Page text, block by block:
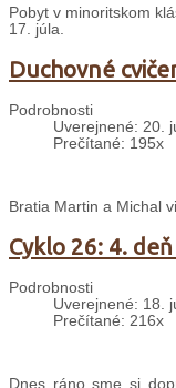
Pobyt v minoritskom
17. júla.
Duchovné
Podrobnosti
Uverejnené: 20.
Prečítané: 195x
Bratia Martin a Michal
Cyklo 26: 4.
Podrobnosti
Uverejnené: 18.
Prečítané: 216x
Dnes ráno sme si